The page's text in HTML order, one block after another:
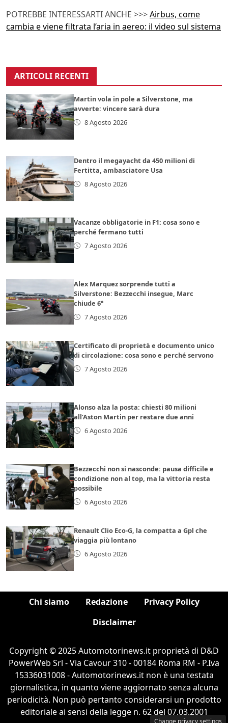
POTREBBE INTERESSARTI ANCHE >>>Airbus, come
cambia e viene filtrata l’aria in aereo: il video sul sistema
ARTICOLI RECENTI
Martin vola in pole a Silverstone, ma
avverte: vincere sarà dura
8 Agosto 2026
Dentro il megayacht da 450 milioni di
Fertitta, ambasciatore Usa
8 Agosto 2026
Vacanze obbligatorie in F1: cosa sono e
perché fermano tutti
7 Agosto 2026
Alex Marquez sorprende tutti a
Silverstone: Bezzecchi insegue, Marc
chiude 6°
7 Agosto 2026
Certificato di proprietà e documento unico
di circolazione: cosa sono e perché servono
7 Agosto 2026
Alonso alza la posta: chiesti 80 milioni
all’Aston Martin per restare due anni
6 Agosto 2026
Bezzecchi non si nasconde: pausa difficile e
condizione non al top, ma la vittoria resta
possibile
6 Agosto 2026
Renault Clio Eco-G, la compatta a Gpl che
viaggia più lontano
6 Agosto 2026
Chi siamo Redazione
Privacy Policy
Disclaimer
Copyright © 2025 Automotorinews.it proprietà di D&D
PowerWeb Srl - Via Cavour 310 - 00184 Roma RM - P.Iva
15336031008 - Automotorinews.it non è una testata
giornalistica, in quanto viene aggiornato senza alcuna
periodicità. Non può pertanto considerarsi un prodotto
editoriale ai sensi della legge n. 62 del 07.03.2001
Change privacy settings